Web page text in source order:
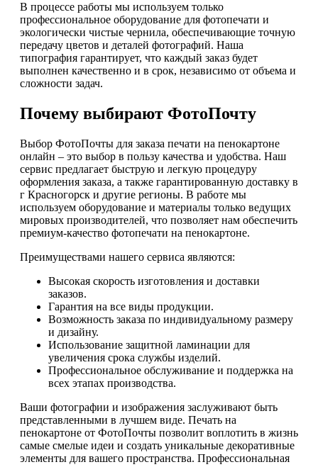
В процессе работы мы используем только
профессиональное оборудование для фотопечати и
экологически чистые чернила, обеспечивающие точную
передачу цветов и деталей фотографий. Наша
типография гарантирует, что каждый заказ будет
выполнен качественно и в срок, независимо от объема и
сложности задач.
Почему выбирают ФотоПочту
Выбор ФотоПочты для заказа печати на пенокартоне
онлайн – это выбор в пользу качества и удобства. Наш
сервис предлагает быструю и легкую процедуру
оформления заказа, а также гарантированную доставку в
г Красногорск и другие регионы. В работе мы
используем оборудование и материалы только ведущих
мировых производителей, что позволяет нам обеспечить
премиум-качество фотопечати на пенокартоне.
Преимуществами нашего сервиса являются:
Высокая скорость изготовления и доставки
заказов.
Гарантия на все виды продукции.
Возможность заказа по индивидуальному размеру
и дизайну.
Использование защитной ламинации для
увеличения срока службы изделий.
Профессиональное обслуживание и поддержка на
всех этапах производства.
Ваши фотографии и изображения заслуживают быть
представленными в лучшем виде. Печать на
пенокартоне от ФотоПочты позволит воплотить в жизнь
самые смелые идеи и создать уникальные декоративные
элементы для вашего пространства. Профессиональная